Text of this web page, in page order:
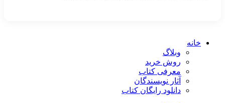
خانه
وبلاگ
روش خرید
معرفی کتاب
آثار نویسندگان
دانلود رایگان کتاب